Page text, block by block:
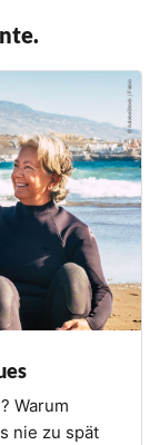
Warum
nie zu spät